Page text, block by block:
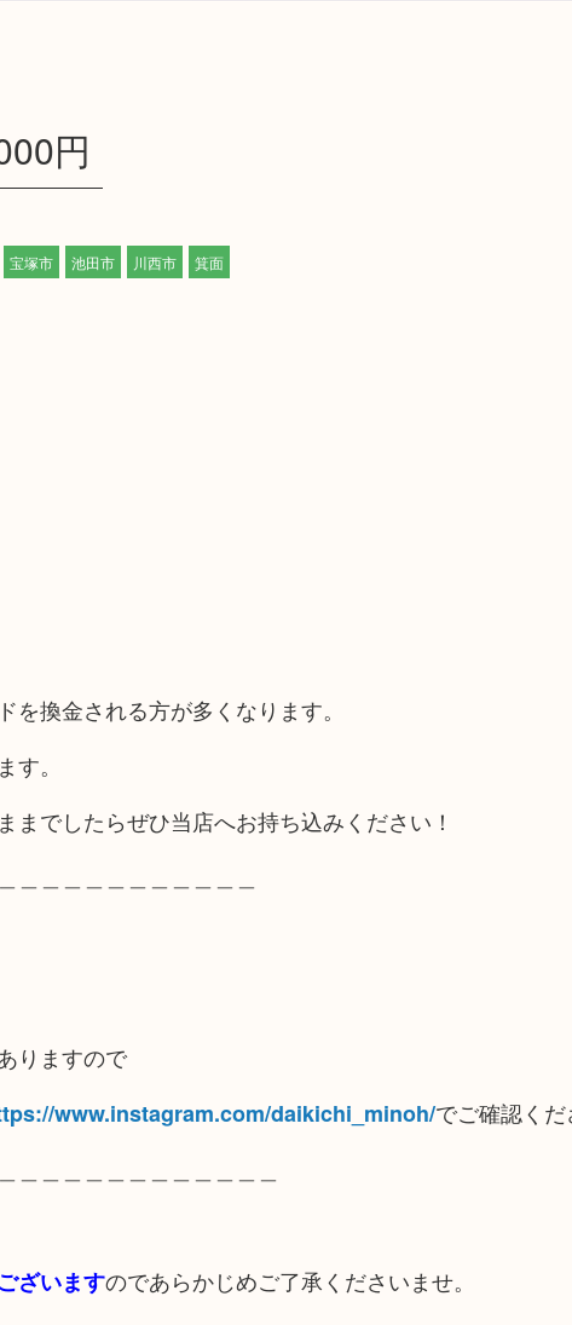
円
宝塚市 池田市 川西市 箕面
換金される方が多くなります。
。
でしたらぜひ当店へお持ち込みください！
りますので
www.instagram.com/daikichi_minoh/でご確認くだ
ざいますのであらかじめご了承くださいませ。